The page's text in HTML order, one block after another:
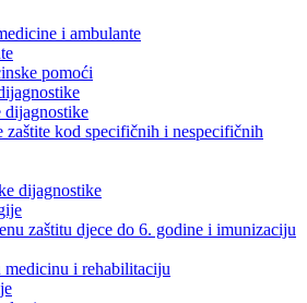
i ambulante
pomoći
dijagnostike
zaštite kod specifičnih i nespecifičnih
dijagnostike
zaštitu djece do 6. godine i imunizaciju
medicinu i rehabilitaciju